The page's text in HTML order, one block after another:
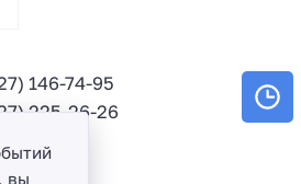
146-74-95
225-26-26
вы